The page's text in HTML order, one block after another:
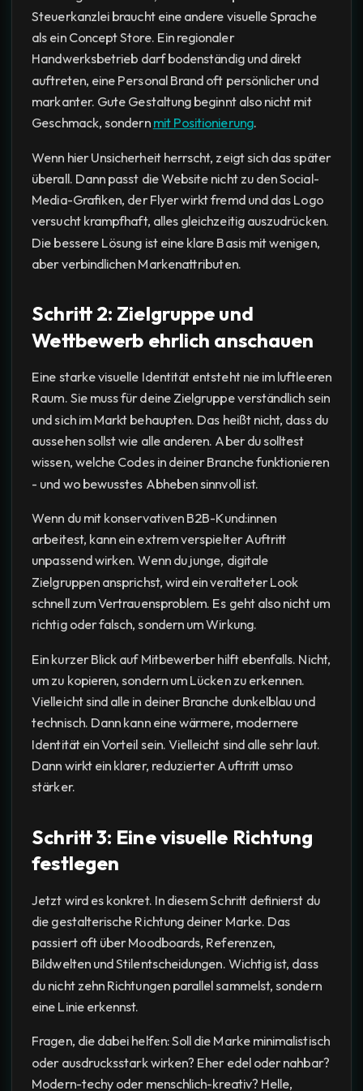
Steuerkanzlei braucht eine andere visuelle Sprache
als ein Concept Store. Ein regionaler
Handwerksbetrieb darf bodenständig und direkt
auftreten, eine Personal Brand oft persönlicher und
markanter. Gute Gestaltung beginnt also nicht mit
Geschmack, sondernmit Positionierung.
Wenn hier Unsicherheit herrscht, zeigt sich das später
überall. Dann passt die Website nicht zu den Social-
Media-Grafiken, der Flyer wirkt fremd und das Logo
versucht krampfhaft, alles gleichzeitig auszudrücken.
Die bessere Lösung ist eine klare Basis mit wenigen,
aber verbindlichen Markenattributen.
Schritt 2: Zielgruppe und
Wettbewerb ehrlich anschauen
Eine starke visuelle Identität entsteht nie im luftleeren
Raum. Sie muss für deine Zielgruppe verständlich sein
und sich im Markt behaupten. Das heißt nicht, dass du
aussehen sollst wie alle anderen. Aber du solltest
wissen, welche Codes in deiner Branche funktionieren
- und wo bewusstes Abheben sinnvoll ist.
Wenn du mit konservativen B2B-Kund:innen
arbeitest, kann ein extrem verspielter Auftritt
unpassend wirken. Wenn du junge, digitale
Zielgruppen ansprichst, wird ein veralteter Look
schnell zum Vertrauensproblem. Es geht also nicht um
richtig oder falsch, sondern um Wirkung.
Ein kurzer Blick auf Mitbewerber hilft ebenfalls. Nicht,
um zu kopieren, sondern um Lücken zu erkennen.
Vielleicht sind alle in deiner Branche dunkelblau und
technisch. Dann kann eine wärmere, modernere
Identität ein Vorteil sein. Vielleicht sind alle sehr laut.
Dann wirkt ein klarer, reduzierter Auftritt umso
stärker.
Schritt 3: Eine visuelle Richtung
festlegen
Jetzt wird es konkret. In diesem Schritt definierst du
die gestalterische Richtung deiner Marke. Das
passiert oft über Moodboards, Referenzen,
Bildwelten und Stilentscheidungen. Wichtig ist, dass
du nicht zehn Richtungen parallel sammelst, sondern
eine Linie erkennst.
Fragen, die dabei helfen: Soll die Marke minimalistisch
oder ausdrucksstark wirken? Eher edel oder nahbar?
Modern-techy oder menschlich-kreativ? Helle,